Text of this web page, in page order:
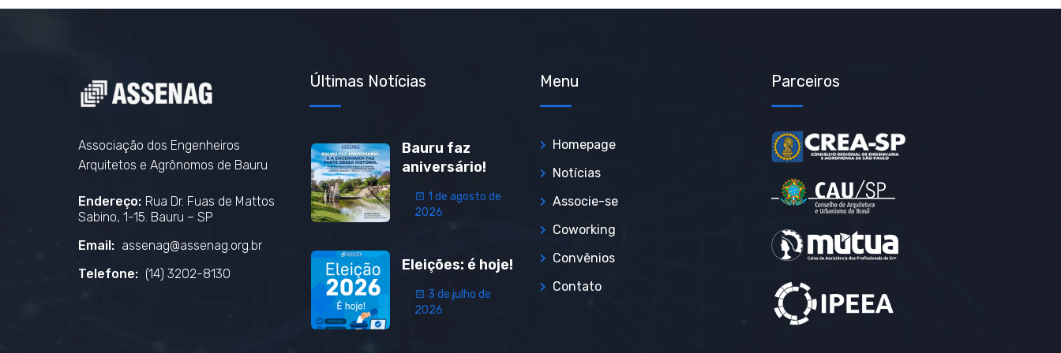
Associação dos Engenheiros
Arquitetos e Agrônomos de Bauru
Endereço: Rua Dr. Fuas de Mattos
Sabino, 1-15. Bauru – SP
Email: assenag@assenag.org.br
Telefone: (14) 3202-8130
Últimas Notícias
Bauru faz
aniversário!
1 de agosto de
2026
Eleições: é hoje!
3 de julho de
2026
Menu
Homepage
Notícias
Associe-se
Coworking
Convênios
Contato
Parceiros